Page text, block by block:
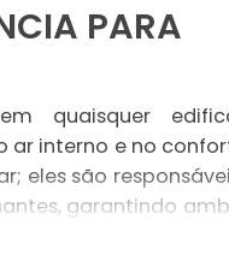
PARA
quaisquer
ar interno e no
eles são
garantindo
operações,